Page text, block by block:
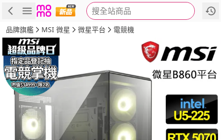
搜全站商品
商品 評價 詳情 規格
品牌旗艦 MSI 微星 微星平台 電競機